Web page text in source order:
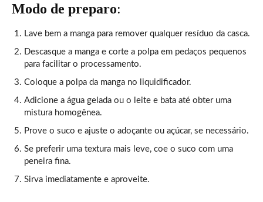
Modo de preparo:
Lave bem a manga para remover qualquer resíduo da casca.
Descasque a manga e corte a polpa em pedaços pequenos
para facilitar o processamento.
Coloque a polpa da manga no liquidificador.
Adicione a água gelada ou o leite e bata até obter uma
mistura homogênea.
Prove o suco e ajuste o adoçante ou açúcar, se necessário.
Se preferir uma textura mais leve, coe o suco com uma
peneira fina.
Sirva imediatamente e aproveite.